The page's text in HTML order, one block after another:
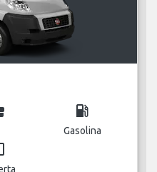
local_gas_station
Gasolina